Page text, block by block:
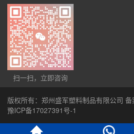
扫一扫，立即咨询
版权所有：郑州盛军塑料制品有限公司 备
豫ICP备17027391号-1